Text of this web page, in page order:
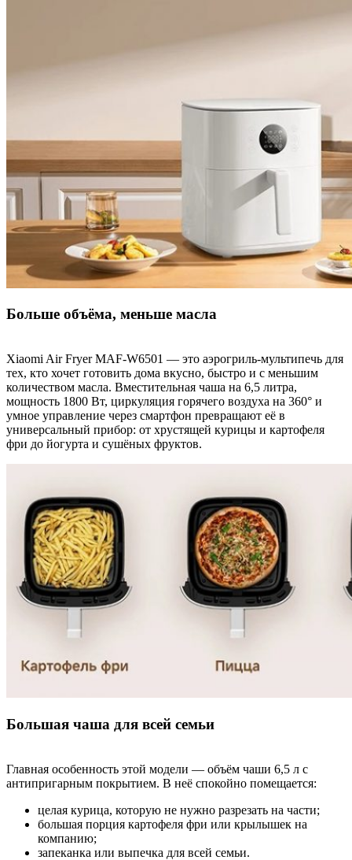
Больше объёма, меньше масла
Xiaomi Air Fryer MAF-W6501 — это аэрогриль-мультипечь для
тех, кто хочет готовить дома вкусно, быстро и с меньшим
количеством масла. Вместительная чаша на 6,5 литра,
мощность 1800 Вт, циркуляция горячего воздуха на 360° и
умное управление через смартфон превращают её в
универсальный прибор: от хрустящей курицы и картофеля
фри до йогурта и сушёных фруктов.
Большая чаша для всей семьи
Главная особенность этой модели — объём чаши 6,5 л с
антипригарным покрытием. В неё спокойно помещается:
целая курица, которую не нужно разрезать на части;
большая порция картофеля фри или крылышек на
компанию;
запеканка или выпечка для всей семьи.